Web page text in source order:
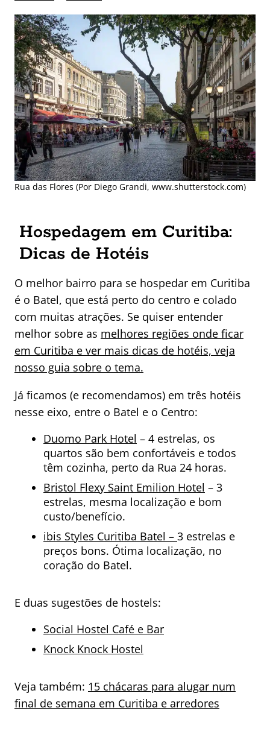
Rua das Flores (Por Diego Grandi, www.shutterstock.com)
Hospedagem em Curitiba:
Dicas de Hotéis
O melhor bairro para se hospedar em Curitiba
é o Batel, que está perto do centro e colado
com muitas atrações. Se quiser entender
melhor sobre as melhores regiões onde ficar
em Curitiba e ver mais dicas de hotéis, veja
nosso guia sobre o tema.
Já ficamos (e recomendamos) em três hotéis
nesse eixo, entre o Batel e o Centro:
Duomo Park Hotel – 4 estrelas, os
quartos são bem confortáveis e todos
têm cozinha, perto da Rua 24 horas.
Bristol Flexy Saint Emilion Hotel – 3
estrelas, mesma localização e bom
custo/benefício.
ibis Styles Curitiba Batel – 3 estrelas e
preços bons. Ótima localização, no
coração do Batel.
E duas sugestões de hostels:
Social Hostel Café e Bar
Knock Knock Hostel
Veja também: 15 chácaras para alugar num
final de semana em Curitiba e arredores